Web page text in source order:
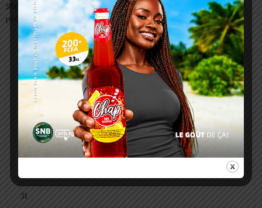
SWEDD+ Togo / ECOLE DE LA CHANCE : les maitres-artisans se
préparent à transmettre
août 2026
M M J V S D
1 2
5
10 11 12 13 14 15 16
17 18 19 21 22 23
30
31